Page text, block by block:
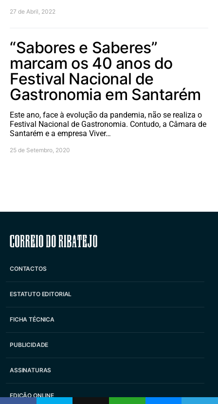
27 de Abril, 2022
“Sabores e Saberes”
marcam os 40 anos do
Festival Nacional de
Gastronomia em Santarém
Este ano, face à evolução da pandemia, não se realiza o
Festival Nacional de Gastronomia. Contudo, a Câmara de
Santarém e a empresa Viver…
25 de Setembro, 2020
Correio do Ribatejo
CONTACTOS
ESTATUTO EDITORIAL
FICHA TÉCNICA
PUBLICIDADE
ASSINATURAS
EDIÇÃO ONLINE